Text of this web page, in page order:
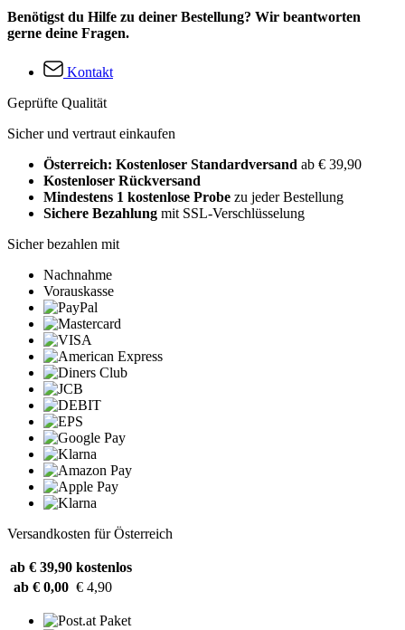
Benötigst du Hilfe zu deiner Bestellung? Wir beantworten
gerne deine Fragen.
Kontakt
Geprüfte Qualität
Sicher und vertraut einkaufen
Österreich: Kostenloser Standardversand ab € 39,90
Kostenloser Rückversand
Mindestens 1 kostenlose Probe zu jeder Bestellung
Sichere Bezahlung mit SSL-Verschlüsselung
Sicher bezahlen mit
Nachnahme
Vorauskasse
Versandkosten für Österreich
ab € 39,90 kostenlos
ab € 0,00 € 4,90